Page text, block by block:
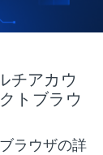
チアカウ
トブラウ
ラウザの詳